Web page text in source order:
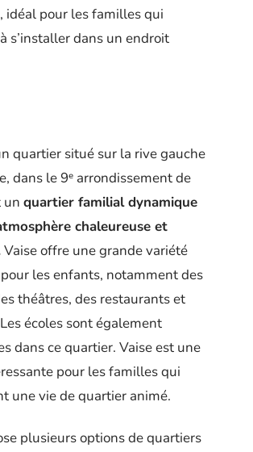
idéal pour les familles qui
s’installer dans un endroit
quartier situé sur la rive gauche
dans le 9ᵉ arrondissement de
un quartier familial dynamique
chaleureuse et
Vaise offre une grande variété
les enfants, notamment des
théâtres, des restaurants et
écoles sont également
dans ce quartier. Vaise est une
pour les familles qui
une vie de quartier animé.
plusieurs options de quartiers